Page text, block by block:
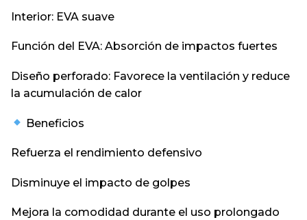
Interior: EVA suave
Función del EVA: Absorción de impactos fuertes
Diseño perforado: Favorece la ventilación y reduce
la acumulación de calor
Beneficios
Refuerza el rendimiento defensivo
Disminuye el impacto de golpes
Mejora la comodidad durante el uso prolongado